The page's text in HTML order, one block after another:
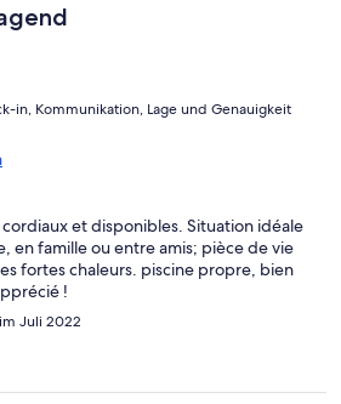
in, Kommunikation, Lage und Genauigkeit
et disponibles. Situation idéale
en famille ou entre amis; pièce de vie
fortes chaleurs. piscine propre, bien
!
Juli 2022